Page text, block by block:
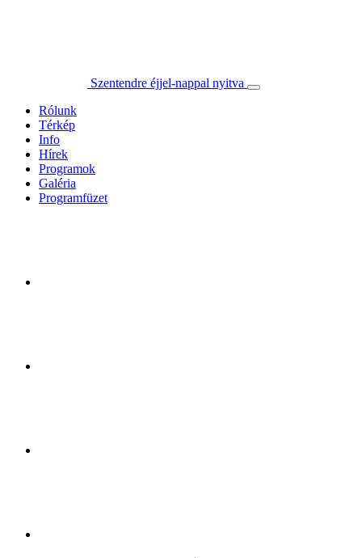
Szentendre éjjel-nappal nyitva
Rólunk
Térkép
Info
Hírek
Programok
Galéria
Programfüzet